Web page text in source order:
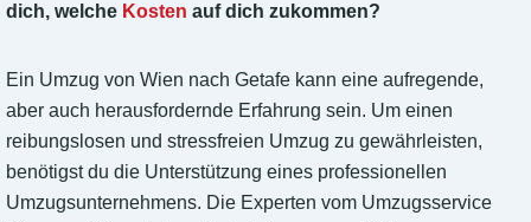
dich, welche Kosten auf dich zukommen?
Ein Umzug von Wien nach Getafe kann eine aufregende,
aber auch herausfordernde Erfahrung sein. Um einen
reibungslosen und stressfreien Umzug zu gewährleisten,
benötigst du die Unterstützung eines professionellen
Umzugsunternehmens. Die Experten vom Umzugsservice